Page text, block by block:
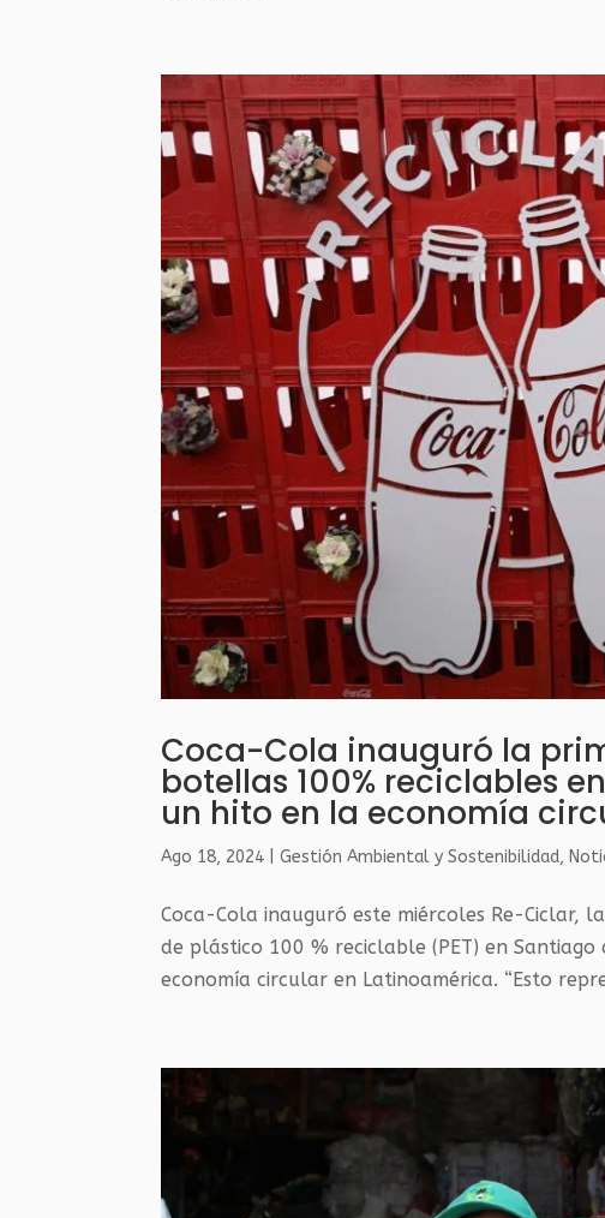
Coca-Cola inauguró la
botellas 100% reciclables
un hito en la economía
Ago 18, 2024 |Gestión Ambiental y Sostenibilidad,
Coca-Cola inauguró este miércoles Re-
de plástico 100 % reciclable (PET) en
economía circular en Latinoamérica. “Esto